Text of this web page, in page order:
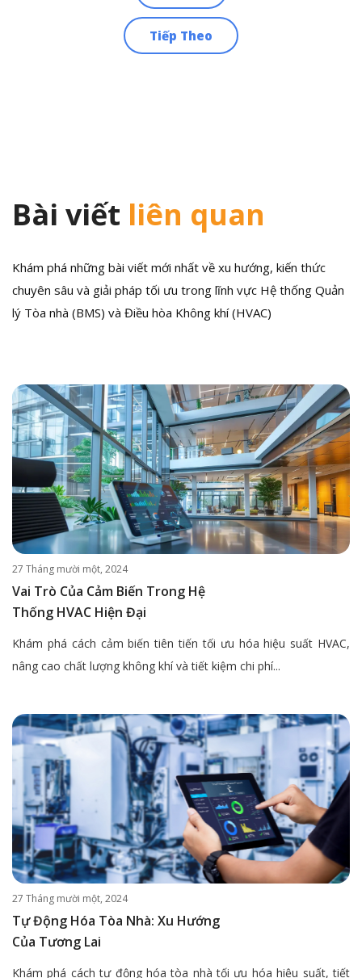
Tiếp Theo
Bài viết liên quan
Khám phá những bài viết mới nhất về xu hướng, kiến thức
chuyên sâu và giải pháp tối ưu trong lĩnh vực Hệ thống Quản
lý Tòa nhà (BMS) và Điều hòa Không khí (HVAC)
27 Tháng mười một, 2024
Vai Trò Của Cảm Biến Trong Hệ
Thống HVAC Hiện Đại
Khám phá cách cảm biến tiên tiến tối ưu hóa hiệu suất HVAC,
nâng cao chất lượng không khí và tiết kiệm chi phí...
27 Tháng mười một, 2024
Tự Động Hóa Tòa Nhà: Xu Hướng
Của Tương Lai
Khám phá cách tự động hóa tòa nhà tối ưu hóa hiệu suất, tiết